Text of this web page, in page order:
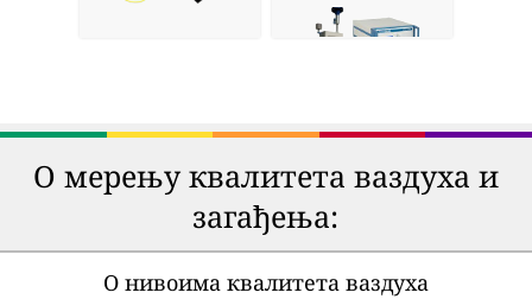
О мерењу квалитета ваздуха и
загађења:
О нивоима квалитета ваздуха